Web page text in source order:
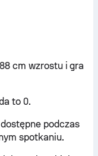
cm wzrostu i gra
to 0.
podczas
spotkaniu.